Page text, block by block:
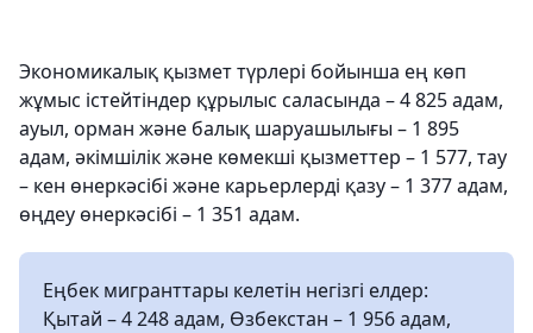
Экономикалық қызмет түрлері бойынша ең көп
жұмыс істейтіндер құрылыс саласында – 4 825 адам,
ауыл, орман және балық шаруашылығы – 1 895
адам, әкімшілік және көмекші қызметтер – 1 577, тау
– кен өнеркәсібі және карьерлерді қазу – 1 377 адам,
өңдеу өнеркәсібі – 1 351 адам.
Еңбек мигранттары келетін негізгі елдер:
Қытай – 4 248 адам, Өзбекстан – 1 956 адам,